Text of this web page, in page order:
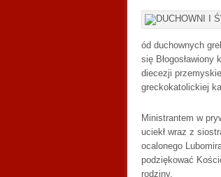
ód duchownych
się
diecezji
greckokatolickiej
Ministrantem w
uciekł wraz z
ocalonego
podziękować
rodziny.